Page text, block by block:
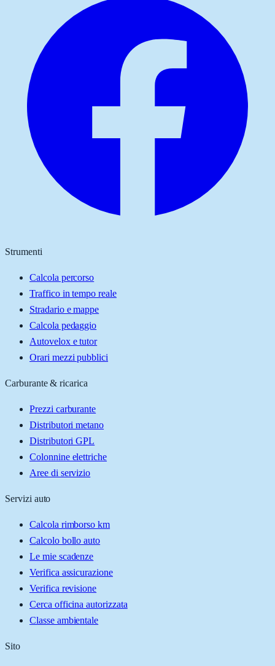
Strumenti
Calcola percorso
Traffico in tempo reale
Stradario e mappe
Calcola pedaggio
Autovelox e tutor
Orari mezzi pubblici
Carburante & ricarica
Prezzi carburante
Distributori metano
Distributori GPL
Colonnine elettriche
Aree di servizio
Servizi auto
Calcola rimborso km
Calcolo bollo auto
Le mie scadenze
Verifica assicurazione
Verifica revisione
Cerca officina autorizzata
Classe ambientale
Sito